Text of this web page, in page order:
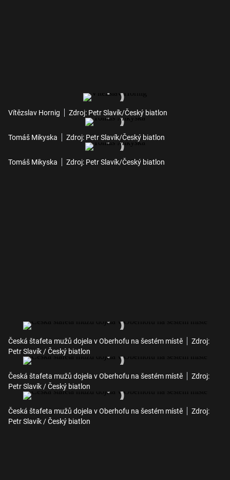
Vítězslav Hornig Zdroj: Petr Slavík/Český biatlon
Tomáš Mikyska Zdroj: Petr Slavík/Český biatlon
Tomáš Mikyska Zdroj: Petr Slavík/Český biatlon
Česká štafeta mužů dojela v Oberhofu na šestém místě
Zdroj:
Petr Slavík / Český biatlon
Česká štafeta mužů dojela v Oberhofu na šestém místě
Zdroj:
Petr Slavík / Český biatlon
Česká štafeta mužů dojela v Oberhofu na šestém místě
Zdroj:
Petr Slavík / Český biatlon